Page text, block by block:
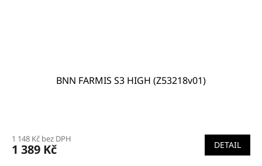
BNN FARMIS S3 HIGH (Z53218v01)
1 148 Kč bez DPH
1 389 Kč DETAIL